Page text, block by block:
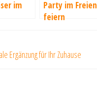
im
Party im Freien
feiern
Ergänzung für Ihr Zuhause